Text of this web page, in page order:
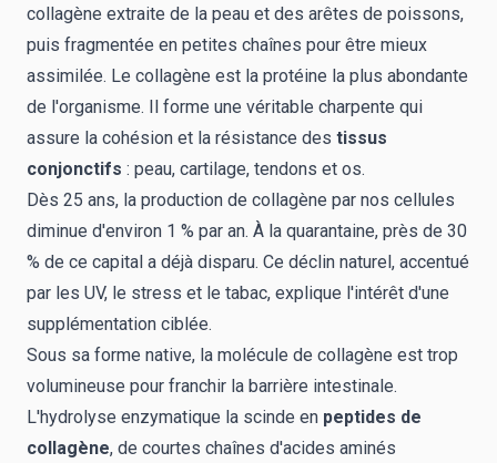
collagène extraite de la peau et des arêtes de poissons,
puis fragmentée en petites chaînes pour être mieux
assimilée. Le collagène est la protéine la plus abondante
de l'organisme. Il forme une véritable charpente qui
assure la cohésion et la résistance des tissus
conjonctifs : peau, cartilage, tendons et os.
Dès 25 ans, la production de collagène par nos cellules
diminue d'environ 1 % par an. À la quarantaine, près de 30
% de ce capital a déjà disparu. Ce déclin naturel, accentué
par les UV, le stress et le tabac, explique l'intérêt d'une
supplémentation ciblée.
Sous sa forme native, la molécule de collagène est trop
volumineuse pour franchir la barrière intestinale.
L'hydrolyse enzymatique la scinde en peptides de
collagène, de courtes chaînes d'acides aminés